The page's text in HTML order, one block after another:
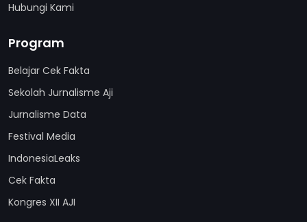
Hubungi Kami
Program
Belajar Cek Fakta
Sekolah Jurnalisme Aji
Jurnalisme Data
Festival Media
IndonesiaLeaks
Cek Fakta
Kongres XII AJI